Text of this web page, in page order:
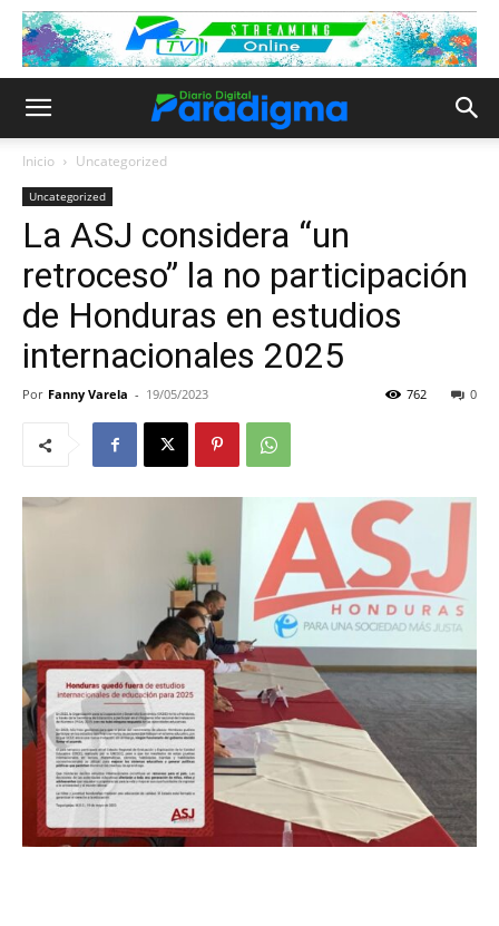
Inicio Uncategorized
Uncategorized
La ASJ considera “un
retroceso” la no participación
de Honduras en estudios
internacionales 2025
Por Fanny Varela - 19/05/2023 0
762